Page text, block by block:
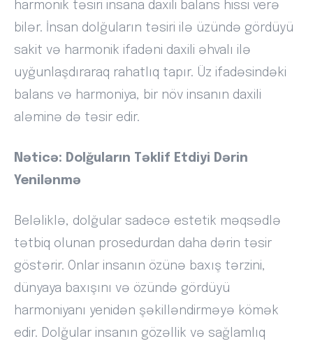
harmonik təsiri insana daxili balans hissi verə
bilər. İnsan dolğuların təsiri ilə üzündə gördüyü
sakit və harmonik ifadəni daxili əhvalı ilə
uyğunlaşdıraraq rahatlıq tapır. Üz ifadəsindəki
balans və harmoniya, bir növ insanın daxili
aləminə də təsir edir.
Nəticə: Dolğuların Təklif Etdiyi Dərin
Yenilənmə
Beləliklə, dolğular sadəcə estetik məqsədlə
tətbiq olunan prosedurdan daha dərin təsir
göstərir. Onlar insanın özünə baxış tərzini,
dünyaya baxışını və özündə gördüyü
harmoniyanı yenidən şəkilləndirməyə kömək
edir. Dolğular insanın gözəllik və sağlamlıq